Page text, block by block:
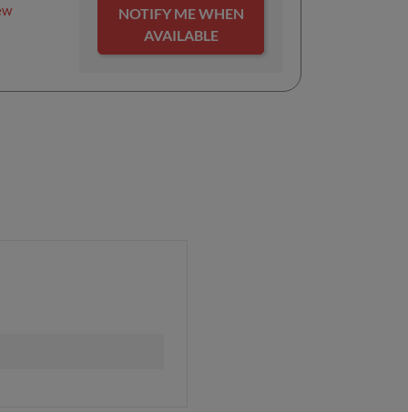
NOTIFY ME WHEN
AVAILABLE